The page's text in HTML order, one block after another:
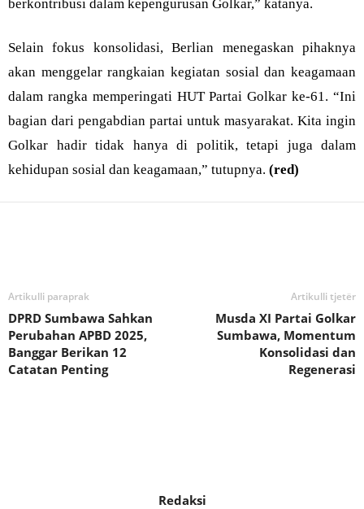
berkontribusi dalam kepengurusan Golkar,” katanya.
Selain fokus konsolidasi, Berlian menegaskan pihaknya
akan menggelar rangkaian kegiatan sosial dan keagamaan
dalam rangka memperingati HUT Partai Golkar ke-61. “Ini
bagian dari pengabdian partai untuk masyarakat. Kita ingin
Golkar hadir tidak hanya di politik, tetapi juga dalam
kehidupan sosial dan keagamaan,” tutupnya. (red)
Artikulli paraprak
DPRD Sumbawa Sahkan
Perubahan APBD 2025,
Banggar Berikan 12
Catatan Penting
Artikulli tjetër
Musda XI Partai Golkar
Sumbawa, Momentum
Konsolidasi dan
Regenerasi
Redaksi